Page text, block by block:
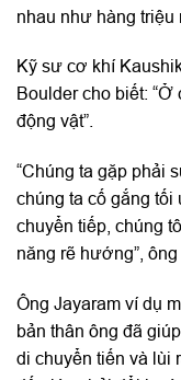
nhau như hàng triệu
Kỹ sư cơ khí
Boulder cho biết:
động vật”.
“Chúng ta gặp phải
chúng ta cố gắng
chuyển tiếp, chúng
năng rẽ hướng”,
Ông Jayaram ví dụ
bản thân ông đã
di chuyển tiến và lùi